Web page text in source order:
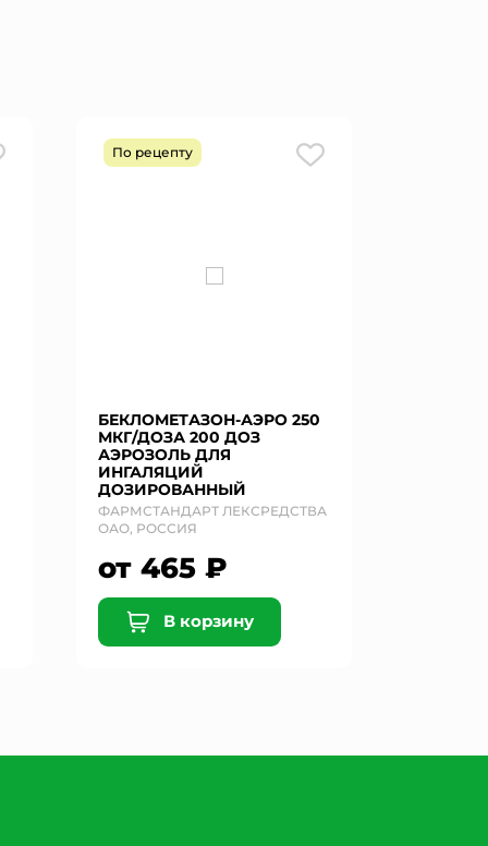
По рецепту
БЕКЛОМЕТАЗОН-АЭРО 250
МКГ/ДОЗА 200 ДОЗ
АЭРОЗОЛЬ ДЛЯ
ИНГАЛЯЦИЙ
ДОЗИРОВАННЫЙ
ФАРМСТАНДАРТ ЛЕКСРЕДСТВА
ОАО, РОССИЯ
от 465 ₽
В корзину